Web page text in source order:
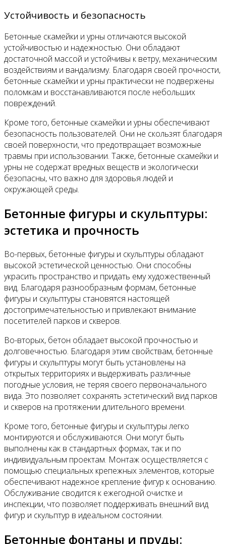
Устойчивость и безопасность
Бетонные скамейки и урны отличаются высокой
устойчивостью и надежностью. Они обладают
достаточной массой и устойчивы к ветру, механическим
воздействиям и вандализму. Благодаря своей прочности,
бетонные скамейки и урны практически не подвержены
поломкам и восстанавливаются после небольших
повреждений.
Кроме того, бетонные скамейки и урны обеспечивают
безопасность пользователей. Они не скользят благодаря
своей поверхности, что предотвращает возможные
травмы при использовании. Также, бетонные скамейки и
урны не содержат вредных веществ и экологически
безопасны, что важно для здоровья людей и
окружающей среды.
Бетонные фигуры и скульптуры:
эстетика и прочность
Во-первых, бетонные фигуры и скульптуры обладают
высокой эстетической ценностью. Они способны
украсить пространство и придать ему художественный
вид. Благодаря разнообразным формам, бетонные
фигуры и скульптуры становятся настоящей
достопримечательностью и привлекают внимание
посетителей парков и скверов.
Во-вторых, бетон обладает высокой прочностью и
долговечностью. Благодаря этим свойствам, бетонные
фигуры и скульптуры могут быть установлены на
открытых территориях и выдерживать различные
погодные условия, не теряя своего первоначального
вида. Это позволяет сохранять эстетический вид парков
и скверов на протяжении длительного времени.
Кроме того, бетонные фигуры и скульптуры легко
монтируются и обслуживаются. Они могут быть
выполнены как в стандартных формах, так и по
индивидуальным проектам. Монтаж осуществляется с
помощью специальных крепежных элементов, которые
обеспечивают надежное крепление фигур к основанию.
Обслуживание сводится к ежегодной очистке и
инспекции, что позволяет поддерживать внешний вид
фигур и скульптур в идеальном состоянии.
Бетонные фонтаны и пруды: